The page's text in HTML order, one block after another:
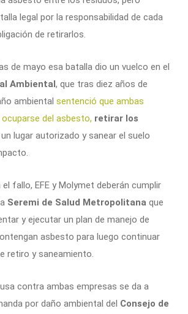
legal por la responsabilidad de cada
de retirarlos.
de mayo esa batalla dio un vuelco en el
Ambiental, que tras diez años de
ambiental sentenció que ambas
del asbesto, retirar los
lugar autorizado y sanear el suelo
fallo, EFE y Molymet deberán cumplir
Seremi de Salud Metropolitana que
y ejecutar un plan de manejo de
asbesto para luego continuar
retiro y saneamiento.
contra ambas empresas se da a
por daño ambiental del Consejo de